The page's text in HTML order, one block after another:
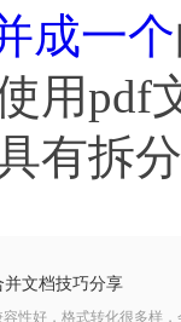
成一个
用pdf
有拆
文档技巧分享
性好，格式转化很多样